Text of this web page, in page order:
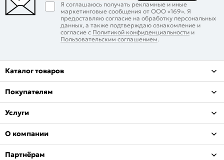
Я соглашаюсь получать рекламные и иные
маркетинговые сообщения от ООО «169». Я
предоставляю согласие на обработку персональных
данных, а также подтверждаю ознакомление и
согласие с Политикой конфиденциальности и
Пользовательским соглашением.
Каталог товаров
Покупателям
Услуги
О компании
Партнёрам